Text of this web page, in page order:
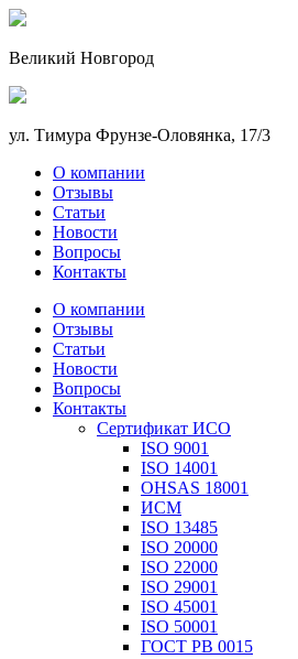
Великий Новгород
ул. Тимура Фрунзе-Оловянка, 17/3
О компании
Отзывы
Статьи
Новости
Вопросы
Контакты
О компании
Отзывы
Статьи
Новости
Вопросы
Контакты
Сертификат ИСО
ISO 9001
ISO 14001
OHSAS 18001
ИСМ
ISO 13485
ISO 20000
ISO 22000
ISO 29001
ISO 45001
ISO 50001
ГОСТ РВ 0015